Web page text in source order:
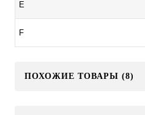
E
F
ПОХОЖИЕ ТОВАРЫ (8)